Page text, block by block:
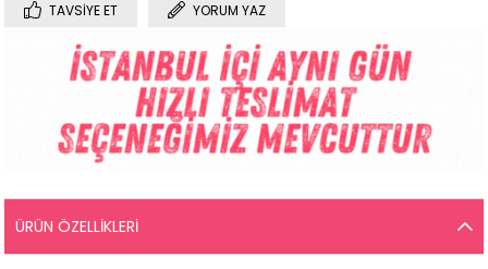
TAVSIYE ET YORUM YAZ
ÜRÜN ÖZELLIKLERI